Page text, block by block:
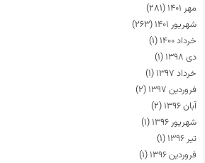
مهر ۱۴۰۱
(۲۸۱)
شهریور ۱۴۰۱
(۲۶۳)
خرداد ۱۴۰۰
(۱)
دی ۱۳۹۸
(۱)
خرداد ۱۳۹۷
(۱)
فروردین ۱۳۹۷
(۲)
آبان ۱۳۹۶
(۲)
شهریور ۱۳۹۶
(۱)
تیر ۱۳۹۶
(۱)
فروردین ۱۳۹۶
(۱)